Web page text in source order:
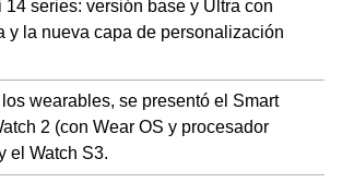
14 series: versión base y Ultra con
y la nueva capa de personalización
wearables, se presentó el Smart
2 (con Wear OS y procesador
el Watch S3.